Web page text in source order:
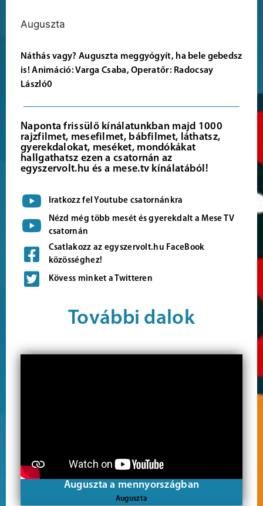
Auguszta
Náthás vagy? Auguszta meggyógyít, ha bele gebedsz
is! Animáció: Varga Csaba, Operatőr: Radocsay
László0
Naponta frissülő kínálatunkban majd 1000
rajzfilmet, mesefilmet, bábfilmet, láthatsz,
gyerekdalokat, meséket, mondókákat
hallgathatsz ezen a csatornán az
egyszervolt.hu és a mese.tv kínálatából!
Iratkozz fel Youtube csatornánkra
Nézd még több mesét és gyerekdalt a Mese TV
csatornán
Csatlakozz az egyszervolt.hu FaceBook
közösséghez!
Kövess minket a Twitteren
További dalok
Auguszta a mennyországban
Auguszta